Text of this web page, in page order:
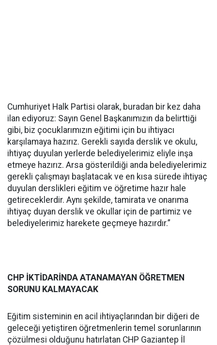
Cumhuriyet Halk Partisi olarak, buradan bir kez daha
ilan ediyoruz: Sayın Genel Başkanımızın da belirttiği
gibi, biz çocuklarımızın eğitimi için bu ihtiyacı
karşılamaya hazırız. Gerekli sayıda derslik ve okulu,
ihtiyaç duyulan yerlerde belediyelerimiz eliyle inşa
etmeye hazırız. Arsa gösterildiği anda belediyelerimiz
gerekli çalışmayı başlatacak ve en kısa sürede ihtiyaç
duyulan derslikleri eğitim ve öğretime hazır hale
getireceklerdir. Aynı şekilde, tamirata ve onarıma
ihtiyaç duyan derslik ve okullar için de partimiz ve
belediyelerimiz harekete geçmeye hazırdır.”
CHP İKTİDARİNDA ATANAMAYAN ÖĞRETMEN
SORUNU KALMAYACAK
Eğitim sisteminin en acil ihtiyaçlarından bir diğeri de
geleceği yetiştiren öğretmenlerin temel sorunlarının
çözülmesi olduğunu hatırlatan CHP Gaziantep İl